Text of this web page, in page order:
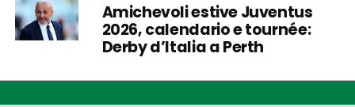
Amichevoli estive Juventus
2026, calendario e tournée:
Derby d’Italia a Perth